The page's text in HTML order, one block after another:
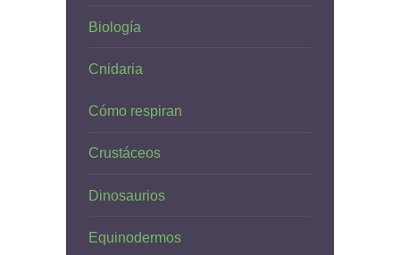
Biología
Cnidaria
Cómo respiran
Crustáceos
Dinosaurios
Equinodermos